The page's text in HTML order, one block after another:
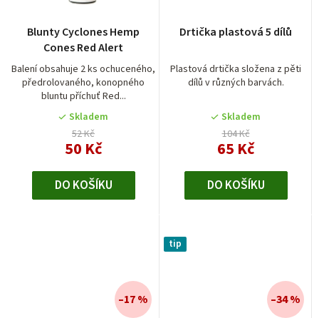
Blunty Cyclones Hemp
Cones Red Alert
Balení obsahuje 2 ks ochuceného,
předrolovaného, konopného
bluntu příchuť Red...
Skladem
52 Kč
50 Kč
DO KOŠÍKU
Drtička plastová 5 dílů
Plastová drtička složena z pěti
dílů v různých barvách.
Skladem
104 Kč
65 Kč
DO KOŠÍKU
–17 %
tip
–34 %